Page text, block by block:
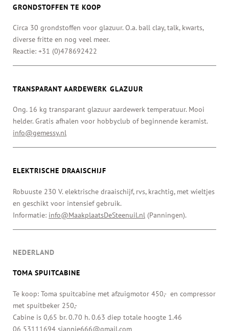
GRONDSTOFFEN TE KOOP
Circa 30 grondstoffen voor glazuur. O.a. ball clay, talk, kwarts,
diverse fritte en nog veel meer.
Reactie: +31 (0)478692422
TRANSPARANT AARDEWERK GLAZUUR
Ong. 16 kg transparant glazuur aardewerk temperatuur. Mooi
helder. Gratis afhalen voor hobbyclub of beginnende keramist.
info@gemessy.nl
ELEKTRISCHE DRAAISCHIJF
Robuuste 230 V. elektrische draaischijf, rvs, krachtig, met wieltjes
en geschikt voor intensief gebruik.
Informatie: info@MaakplaatsDeSteenuil.nl (Panningen).
NEDERLAND
TOMA SPUITCABINE
Te koop: Toma spuitcabine met afzuigmotor 450,- en compressor
met spuitbeker 250,-
Cabine is 0,65 br. 0.70 h. 0.63 diep totale hoogte 1.46
06 53111694 sjannie666@gmail.com